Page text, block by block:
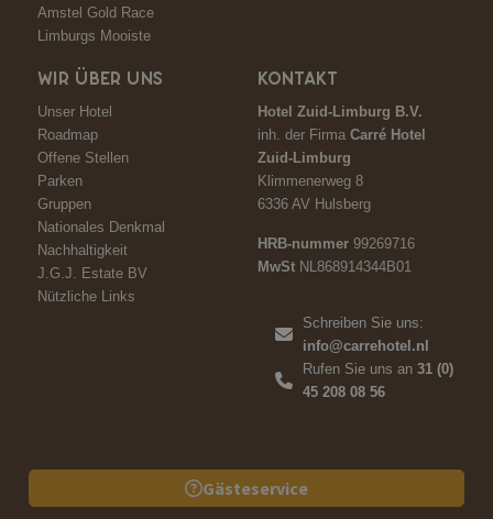
Amstel Gold Race
Limburgs Mooiste
WIR ÜBER UNS
Unser Hotel
Roadmap
Offene Stellen
Parken
Gruppen
Nationales Denkmal
Nachhaltigkeit
J.G.J. Estate BV
Nützliche Links
KONTAKT
Hotel Zuid-Limburg B.V.
inh. der Firma Carré Hotel
Zuid-Limburg
Klimmenerweg 8
6336 AV Hulsberg
HRB-nummer 99269716
MwSt NL868914344B01
Schreiben Sie uns:
info@carrehotel.nl
Rufen Sie uns an 31 (0)
45 208 08 56
Gästeservice